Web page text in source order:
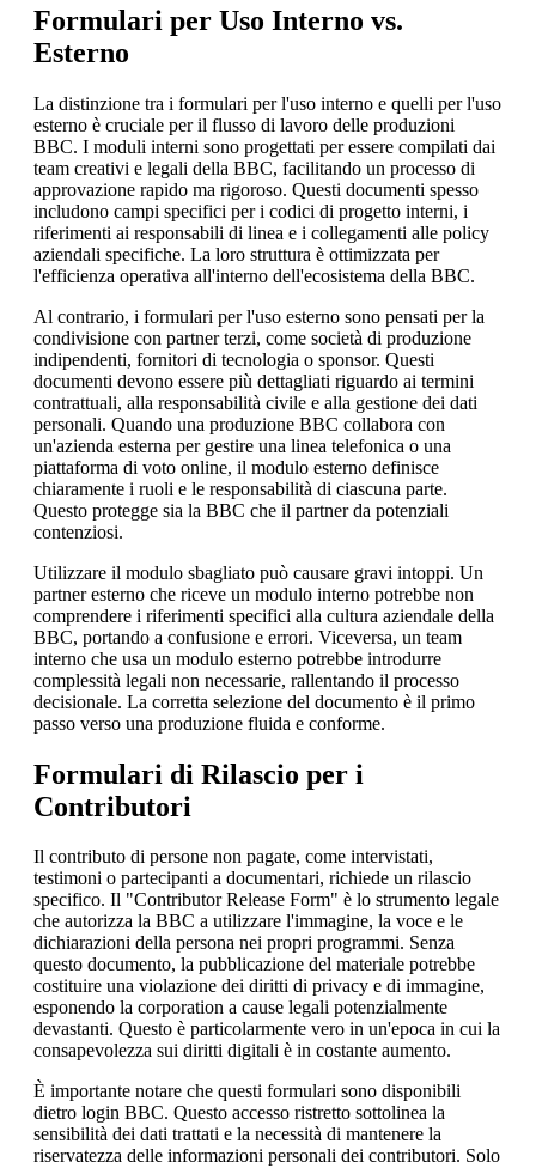
Formulari per Uso Interno vs.
Esterno
La distinzione tra i formulari per l'uso interno e quelli per l'uso
esterno è cruciale per il flusso di lavoro delle produzioni
BBC. I moduli interni sono progettati per essere compilati dai
team creativi e legali della BBC, facilitando un processo di
approvazione rapido ma rigoroso. Questi documenti spesso
includono campi specifici per i codici di progetto interni, i
riferimenti ai responsabili di linea e i collegamenti alle policy
aziendali specifiche. La loro struttura è ottimizzata per
l'efficienza operativa all'interno dell'ecosistema della BBC.
Al contrario, i formulari per l'uso esterno sono pensati per la
condivisione con partner terzi, come società di produzione
indipendenti, fornitori di tecnologia o sponsor. Questi
documenti devono essere più dettagliati riguardo ai termini
contrattuali, alla responsabilità civile e alla gestione dei dati
personali. Quando una produzione BBC collabora con
un'azienda esterna per gestire una linea telefonica o una
piattaforma di voto online, il modulo esterno definisce
chiaramente i ruoli e le responsabilità di ciascuna parte.
Questo protegge sia la BBC che il partner da potenziali
contenziosi.
Utilizzare il modulo sbagliato può causare gravi intoppi. Un
partner esterno che riceve un modulo interno potrebbe non
comprendere i riferimenti specifici alla cultura aziendale della
BBC, portando a confusione e errori. Viceversa, un team
interno che usa un modulo esterno potrebbe introdurre
complessità legali non necessarie, rallentando il processo
decisionale. La corretta selezione del documento è il primo
passo verso una produzione fluida e conforme.
Formulari di Rilascio per i
Contributori
Il contributo di persone non pagate, come intervistati,
testimoni o partecipanti a documentari, richiede un rilascio
specifico. Il "Contributor Release Form" è lo strumento legale
che autorizza la BBC a utilizzare l'immagine, la voce e le
dichiarazioni della persona nei propri programmi. Senza
questo documento, la pubblicazione del materiale potrebbe
costituire una violazione dei diritti di privacy e di immagine,
esponendo la corporation a cause legali potenzialmente
devastanti. Questo è particolarmente vero in un'epoca in cui la
consapevolezza sui diritti digitali è in costante aumento.
È importante notare che questi formulari sono disponibili
dietro login BBC. Questo accesso ristretto sottolinea la
sensibilità dei dati trattati e la necessità di mantenere la
riservatezza delle informazioni personali dei contributori. Solo